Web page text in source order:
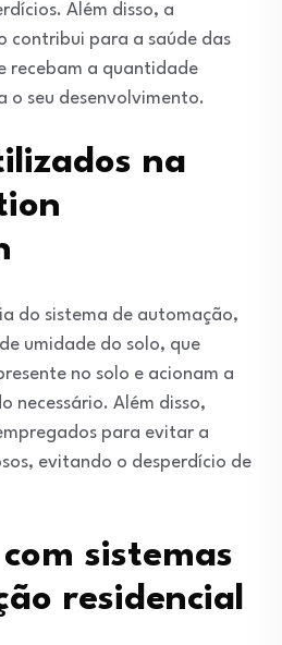
Além disso, a
contribui para a saúde das
recebam a quantidade
o seu desenvolvimento.
na
do sistema de automação,
umidade do solo, que
no solo e acionam a
necessário. Além disso,
para evitar a
evitando o desperdício de
sistemas
residencial